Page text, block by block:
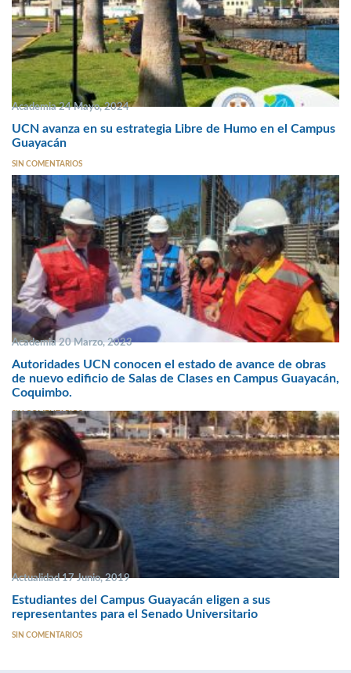
Academia 24 Mayo, 2024
UCN avanza en su estrategia Libre de Humo en el Campus
Guayacán
SIN COMENTARIOS
Academia 20 Marzo, 2023
Autoridades UCN conocen el estado de avance de obras
de nuevo edificio de Salas de Clases en Campus Guayacán,
Coquimbo.
SIN COMENTARIOS
Actualidad 17 Junio, 2019
Estudiantes del Campus Guayacán eligen a sus
representantes para el Senado Universitario
SIN COMENTARIOS